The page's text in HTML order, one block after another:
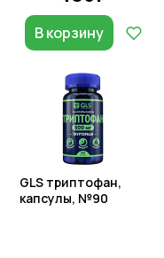
В корзину
GLS триптофан,
капсулы, №90